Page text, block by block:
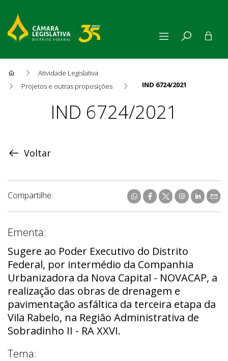
Atividade Legislativa
Projetos e outras proposições
IND 6724/2021
ProposiçãoIND 6724/2021
Voltar
Compartilhe:
Ementa:
Sugere ao Poder Executivo do Distrito
Federal, por intermédio da Companhia
Urbanizadora da Nova Capital - NOVACAP, a
realização das obras de drenagem e
pavimentação asfáltica da terceira etapa da
Vila Rabelo, na Região Administrativa de
Sobradinho II - RA XXVI.
Tema: